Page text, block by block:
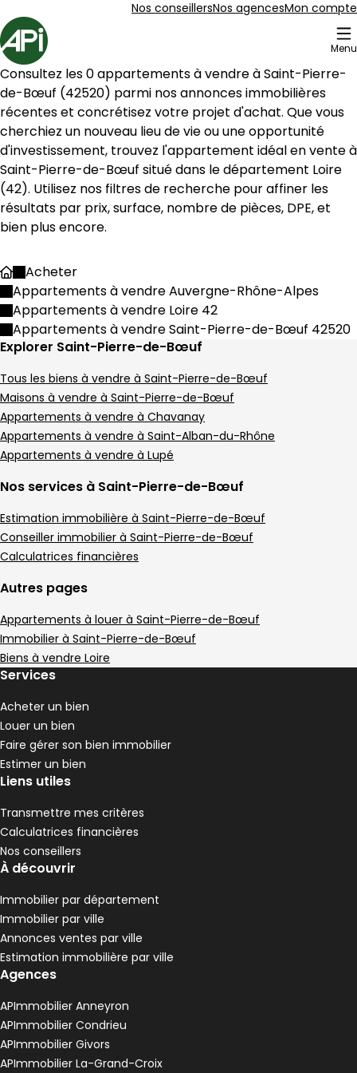
Nos conseillersNos agencesMon compte
Accueil
Menu
1 Appartements à vendre à Saint-Pierre-de-Bœuf
45 m² 2 pièces Le Péage-de-
Aller à l'image1
Aller à l'image2
Aller à l'image3
Aller à l'image4
Aller à l'image5
714 €
Le Péage-de-Roussillon - 38550
Appartement • 2 pièces • 45 m²
DPE :
C 1 chambre
,
1 Terrasse
,
Terrain 50 m²
Consultez les 0 appartements à vendre à Saint-Pierre-
de-Bœuf (42520) parmi nos annonces immobilières
récentes et concrétisez votre projet d'achat. Que vous
cherchiez un nouveau lieu de vie ou une opportunité
Saint-Pierre-de-Bœuf situé dans le département Loire
(42). Utilisez nos filtres de recherche pour affiner les
résultats par prix, surface, nombre de pièces, DPE, et
bien plus encore.
AccueilAcheter
Appartements à vendre Auvergne-Rhône-Alpes
Appartements à vendre Loire 42
Appartements à vendre Saint-Pierre-de-Bœuf 42520
Explorer Saint-Pierre-de-Bœuf
Tous les biens à vendre à Saint-Pierre-de-Bœuf
Maisons à vendre à Saint-Pierre-de-Bœuf
Appartements à vendre à Chavanay
Appartements à vendre à Saint-Alban-du-Rhône
Appartements à vendre à Lupé
Nos services à Saint-Pierre-de-Bœuf
Estimation immobilière à Saint-Pierre-de-Bœuf
Conseiller immobilier à Saint-Pierre-de-Bœuf
Calculatrices financières
Autres pages
Appartements à louer à Saint-Pierre-de-Bœuf
Immobilier à Saint-Pierre-de-Bœuf
Biens à vendre Loire
Services
Acheter un bien
Louer un bien
Faire gérer son bien immobilier
Estimer un bien
Liens utiles
Transmettre mes critères
Calculatrices financières
Nos conseillers
À découvrir
Immobilier par département
Immobilier par ville
Annonces ventes par ville
Estimation immobilière par ville
Agences
APImmobilier Anneyron
APImmobilier Condrieu
APImmobilier Givors
APImmobilier La-Grand-Croix